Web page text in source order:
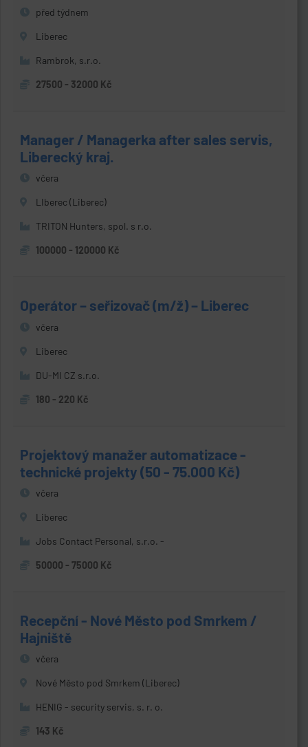
před týdnem
Liberec
Rambrok, s.r.o.
27500 - 32000 Kč
Manager / Managerka after sales servis,
Liberecký kraj.
včera
LIberec (Liberec)
TRITON Hunters, spol. s r.o.
100000 - 120000 Kč
Operátor – seřizovač (m/ž) – Liberec
včera
Liberec
DU-MI CZ s.r.o.
180 - 220 Kč
Projektový manažer automatizace -
technické projekty (50 - 75.000 Kč)
včera
Liberec
Jobs Contact Personal, s.r.o. -
50000 - 75000 Kč
Recepční - Nové Město pod Smrkem /
Hajniště
včera
Nové Město pod Smrkem (Liberec)
HENIG - security servis, s. r. o.
143 Kč